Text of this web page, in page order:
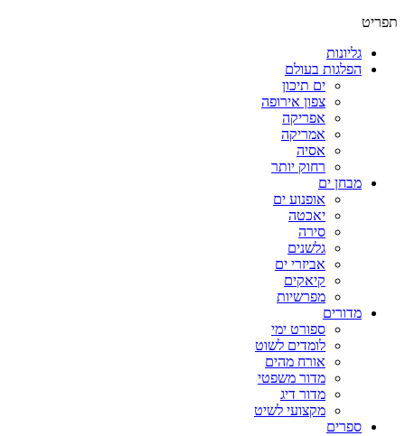
תפריט
גליונות
הפלגות בעולם
ים תיכון
צפון אירופה
אפריקה
אמריקה
אסיה
רחוק יותר
מבחן ים
אופנוע ים
יאכטה
סירה
גלשנים
אביזרי ים
קיאקים
מפרשיות
מדורים
ספורט ימי
לומדים לשוט
אורח מהים
מדור משפטי
מדור דיג
מקצועי לשיט
ספרים